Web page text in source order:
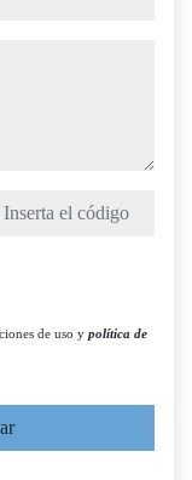
de uso y política de